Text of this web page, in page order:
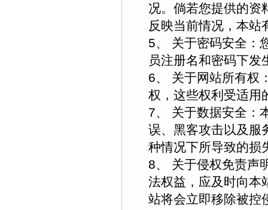
况。倘若您提供的资
反映当前情况，本站
5、 关于密码安全：
员注册名和密码下发
6、 关于网站所有权
权，这些权利受适用
7、 关于数据安全：
误、黑客攻击以及服
种情况下所导致的损
8、 关于侵权免责声
法权益，应及时向本
站将会立即移除被控